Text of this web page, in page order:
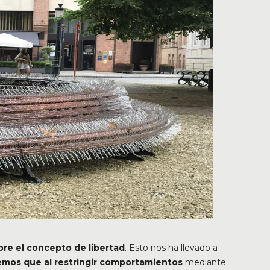
el concepto de libertad. Esto nos ha llevado a
que al restringir comportamientos mediante